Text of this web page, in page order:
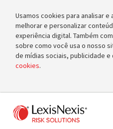
Usamos cookies para analisar
melhorar e personalizar
experiência digital. Também
sobre como você usa o nosso
de mídias sociais, publicidade e
cookies.